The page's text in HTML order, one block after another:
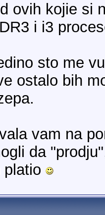
ovih kojie si
i i3
sto me
ostalo bih
vam na
da
platio